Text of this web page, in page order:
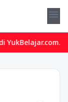
menu
Mulai